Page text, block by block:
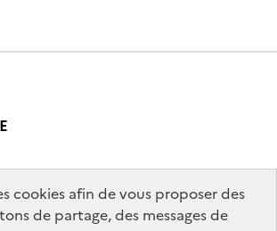
cookies afin de vous proposer des
de partage, des messages de
info.gouv.fr